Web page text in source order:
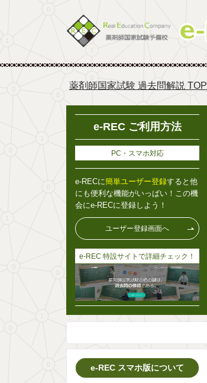
薬剤師国家試験 過去問解説 TOP
e-REC ご利用方法
PC・スマホ対応
e-RECに簡単ユーザー登録すると他
にも便利な機能がいっぱい！この機
会にe-RECに登録しよう！
ユーザー登録画面へ
e-REC 特設サイトで詳細チェック！
e-REC スマホ版について